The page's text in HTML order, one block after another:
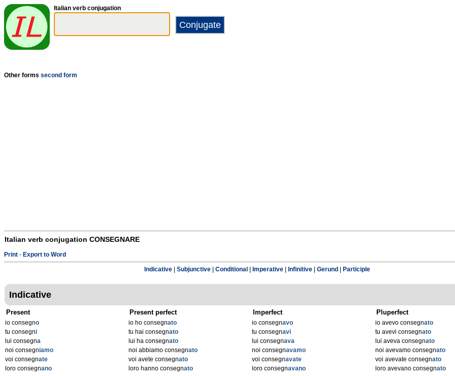
Italian verb conjugation
Other forms second form
Italian verb conjugation CONSEGNARE
Print - Export to Word
Indicative| Subjunctive| Conditional Imperative| Infinitive| Gerund Participle
Indicative
Present
io consegno
tu consegni
lui consegna
noi consegniamo
voi consegnate
loro consegnano
Present perfect
io ho consegnato
tu hai consegnato
lui ha consegnato
noi abbiamo consegnato
voi avete consegnato
loro hanno consegnato
Imperfect
io consegnavo
tu consegnavi
lui consegnava
noi consegnavamo
voi consegnavate
loro consegnavano
Pluperfect
io avevo consegnato
tu avevi consegnato
lui aveva consegnato
noi avevamo consegnato
voi avevate consegnato
loro avevano consegnato